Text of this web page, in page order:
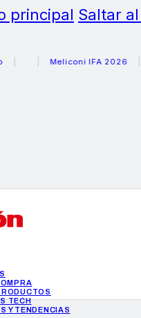
principal Saltar
Meliconi IFA 2026
TECH
Y TENDENCIAS